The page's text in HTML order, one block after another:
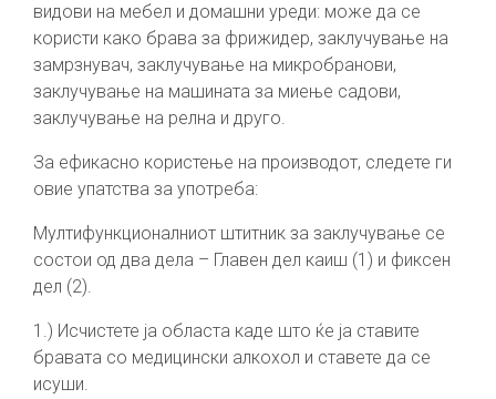
видови на мебел и домашни уреди: може да се
користи како брава за фрижидер, заклучување на
замрзнувач, заклучување на микробранови,
заклучување на машината за миење садови,
заклучување на релна и друго.
За ефикасно користење на производот, следете ги
овие упатства за употреба:
Мултифункционалниот штитник за заклучување се
состои од два дела – Главен дел каиш (1) и фиксен
дел (2).
1.) Исчистете ја областа каде што ќе ја ставите
бравата со медицински алкохол и ставете да се
исуши.